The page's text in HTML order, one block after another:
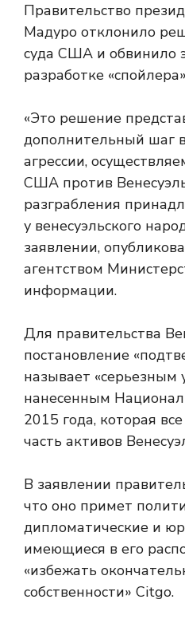
Правительство
Мадуро отклонило
суда США и обвинило
разработке
«Это решение
дополнительный шаг
агрессии,
США против
разграбления
у венесуэльского
заявлении,
агентством
информации.
Для правительства
постановление
называет «серьезным
нанесенным
2015 года, которая
часть активов
В заявлении
что оно примет
дипломатические и
имеющиеся в его
«избежать
собственности» Citgo.